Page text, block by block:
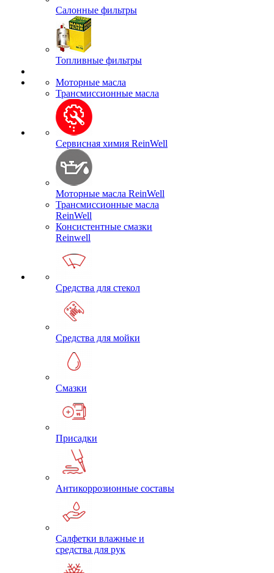
Салонные фильтры
Топливные фильтры
Моторные масла
Трансмиссионные масла
Сервисная химия ReinWell
Моторные масла ReinWell
Трансмиссионные масла
ReinWell
Консистентные смазки
Reinwell
Средства для стекол
Средства для мойки
Смазки
Присадки
Антикоррозионные составы
Салфетки влажные и
средства для рук